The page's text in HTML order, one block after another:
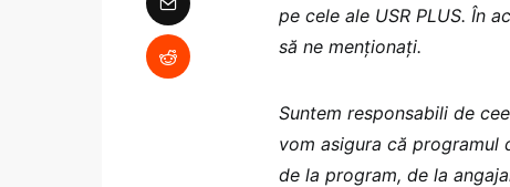
pe cele ale USR PLUS. În
să ne menționați.
Suntem responsabili de
vom asigura că programul
de la program, de la